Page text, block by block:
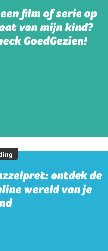
film of serie op
van mijn kind?
GoedGezien!
ontdek de
wereld van je